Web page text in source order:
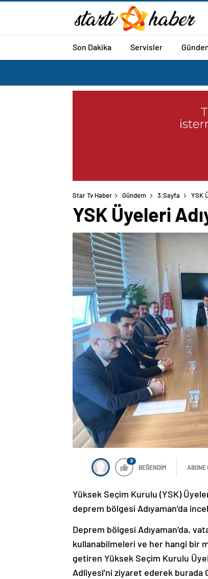
Son Dakika Servisler
Star Tv Haber Gündem 3.Sayfa YSK
YSK Üyeleri
0
BEĞENDİM ABONE
Yüksek Seçim Kurulu (YSK)
deprem bölgesi Adıyaman’da
Deprem bölgesi Adıyaman’da,
kullanabilmeleri ve her hangi bir
getiren Yüksek Seçim Kurulu
Adliyesi’ni ziyaret ederek burada